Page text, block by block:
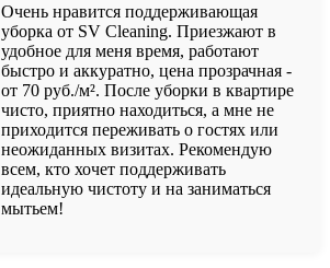
Очень нравится поддерживающая
уборка от SV Cleaning. Приезжают в
удобное для меня время, работают
быстро и аккуратно, цена прозрачная -
от 70 руб./м². После уборки в квартире
чисто, приятно находиться, а мне не
приходится переживать о гостях или
неожиданных визитах. Рекомендую
всем, кто хочет поддерживать
идеальную чистоту и на заниматься
мытьем!